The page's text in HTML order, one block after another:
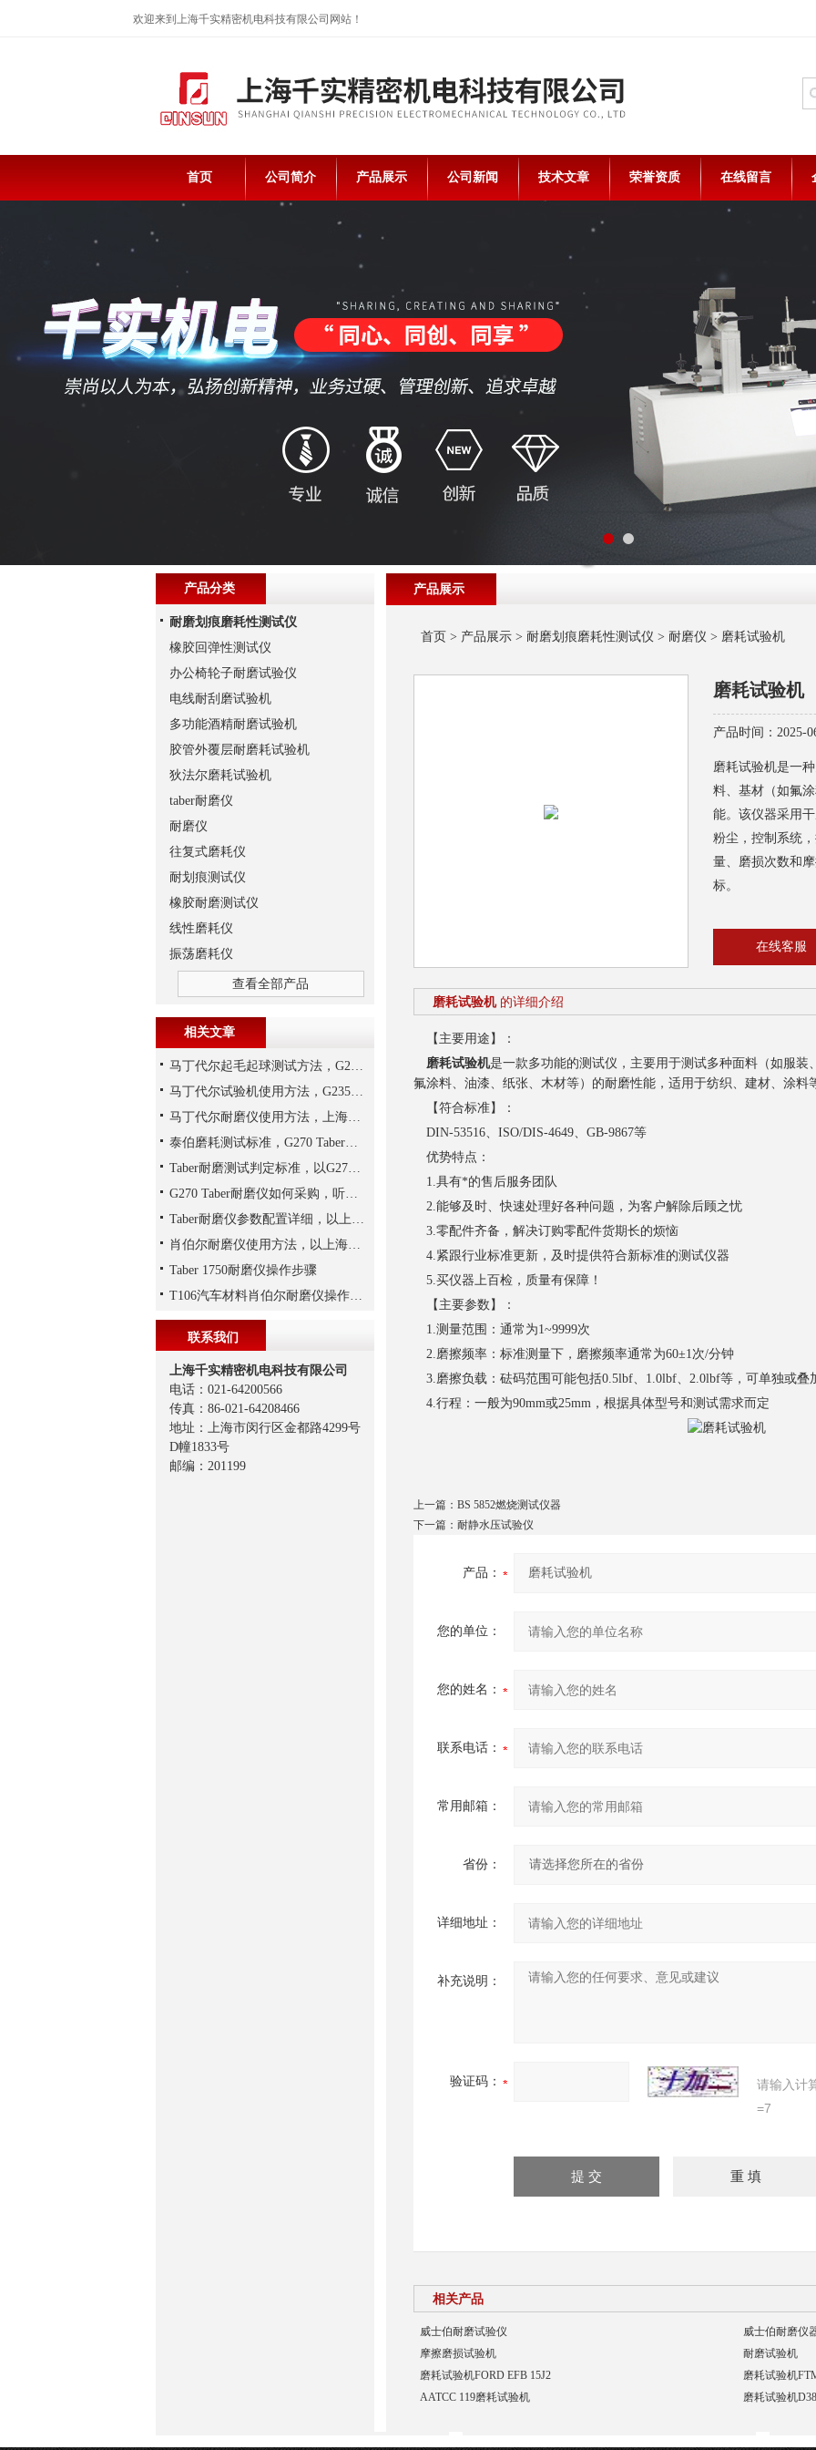
欢迎来到上海千实精密机电科技有限公司网站！
首页 公司简介 产品展示 公司新闻 技术文章 荣誉资质 在线留言
产品展示
首页 > 产品展示> 耐磨划痕磨耗性测试仪 > 耐磨仪 > 磨耗试验机
磨耗试验机
产品时间：2025-
磨耗试验机是一
料、基材（如氟
能。该仪器采用
粉尘，控制系统
量、磨损次数和
标。
在线客服
磨耗试验机 的详细介绍
【主要用途】：
磨耗试验机是一款多功能的测试仪，主要用于测试多种面料（如服装
氟涂料、油漆、纸张、木材等）的耐磨性能，适用于纺织、建材、涂料
【符合标准】：
DIN-53516、ISO/DIS-4649、GB-9867等
优势特点：
1.具有*的售后服务团队
2.能够及时、快速处理好各种问题，为客户解除后顾之忧
3.零配件齐备，解决订购零配件货期长的烦恼
4.紧跟行业标准更新，及时提供符合新标准的测试仪器
5.买仪器上百检，质量有保障！
【主要参数】：
1.测量范围：通常为1~9999次
2.磨擦频率：标准测量下，磨擦频率通常为60±1次/分钟
3.磨擦负载：砝码范围可能包括0.5lbf、1.0lbf、2.0lbf等，可单独或叠
4.行程：一般为90mm或25mm，根据具体型号和测试需求而定
上一篇： BS 5852燃烧测试仪器
下一篇： 耐静水压试验仪
产品：
您的单位：
您的姓名：
联系电话：
常用邮箱：
省份：
详细地址：
补充说明：
验证码：
请输入计
=7
相关产品
威士伯耐磨试验仪
威士伯耐磨仪
摩擦磨损试验机
耐磨试验机
磨耗试验机FORD EFB 15J2
磨耗试验机
AATCC 119磨耗试验机
磨耗试验机
产品分类
耐磨划痕磨耗性测试仪
橡胶回弹性测试仪
办公椅轮子耐磨试验仪
电线耐刮磨试验机
多功能酒精耐磨试验机
胶管外覆层耐磨耗试验机
狄法尔磨耗试验机
taber耐磨仪
耐磨仪
往复式磨耗仪
耐划痕测试仪
橡胶耐磨测试仪
线性磨耗仪
振荡磨耗仪
查看全部产品
相关文章
马丁代尔起毛起球测试方法，G235马丁代尔耐磨仪是测试设备
马丁代尔试验机使用方法，G235马丁代尔耐磨仪为例说明
马丁代尔耐磨仪使用方法，上海千实的G235为例
泰伯磨耗测试标准，G270 Taber耐磨仪为例说明
Taber耐磨测试判定标准，以G270 Taber耐磨仪为例说明
G270 Taber耐磨仪如何采购，听上海千实说一说
Taber耐磨仪参数配置详细，以上海千实的G270为参考
肖伯尔耐磨仪使用方法，以上海千实T106为例
Taber 1750耐磨仪操作步骤
T106汽车材料肖伯尔耐磨仪操作步骤
联系我们
上海千实精密机电科技有限公司
电话：021-64200566
传真：86-021-64208466
地址：上海市闵行区金都路4299号
D幢1833号
邮编：201199